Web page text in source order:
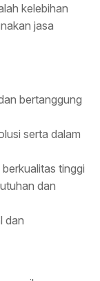
kelebihan
jasa
bertanggung
serta dalam
tinggi
dan
dan